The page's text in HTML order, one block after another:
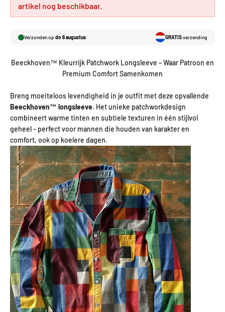
artikel nog beschikbaar.
Verzonden op do 6 augustus GRATISverzending
Beeckhoven™ Kleurrijk Patchwork Longsleeve – Waar Patroon en
Premium Comfort Samenkomen
Breng moeiteloos levendigheid in je outfit met deze opvallende
Beeckhoven™ longsleeve. Het unieke patchworkdesign
combineert warme tinten en subtiele texturen in één stijlvol
geheel – perfect voor mannen die houden van karakter en
comfort, ook op koelere dagen.